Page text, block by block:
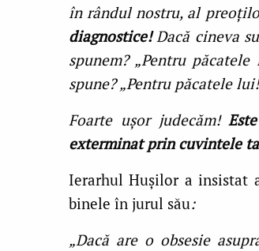
în rândul nostru, al
diagnostice!Dacă cineva
spunem? „Pentru
spune? „Pentru păcatele
Foarte uşor judecăm!
exterminat prin cuvintele
Ierarhul Huşilor a insistat
binele în jurul său:
„Dacă are o obsesie